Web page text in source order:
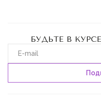
БУДЬТЕ В